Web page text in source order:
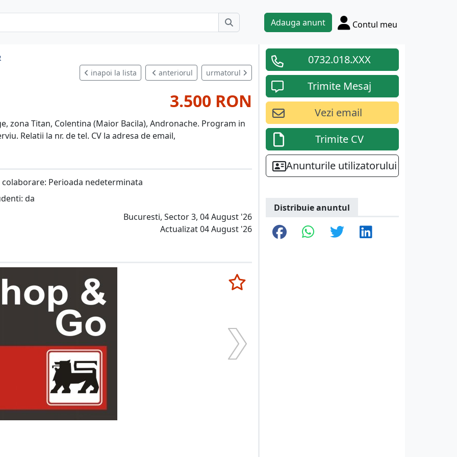
Adauga anunt Contul meu
inapoi la lista anteriorul urmatorul
3.500 RON
zona Titan, Colentina (Maior Bacila), Andronache. Program in
Relatii la nr. de tel. CV la adresa de email,
Perioada nedeterminata
da
Bucuresti, Sector 3, 04 August '26
Actualizat 04 August '26
0732.018.XXX
Trimite Mesaj
Vezi email
Trimite CV
Anunturile utilizatorului
Distribuie anuntul